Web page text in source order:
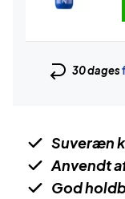
30 dages
Suveræn
Anvendt
God